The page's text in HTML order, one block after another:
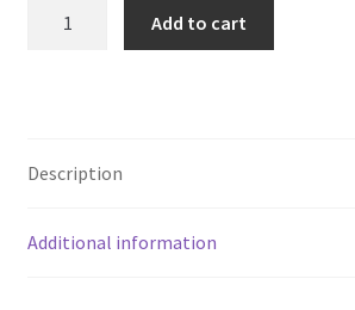
用
刀
Add to cart
Description
Additional information